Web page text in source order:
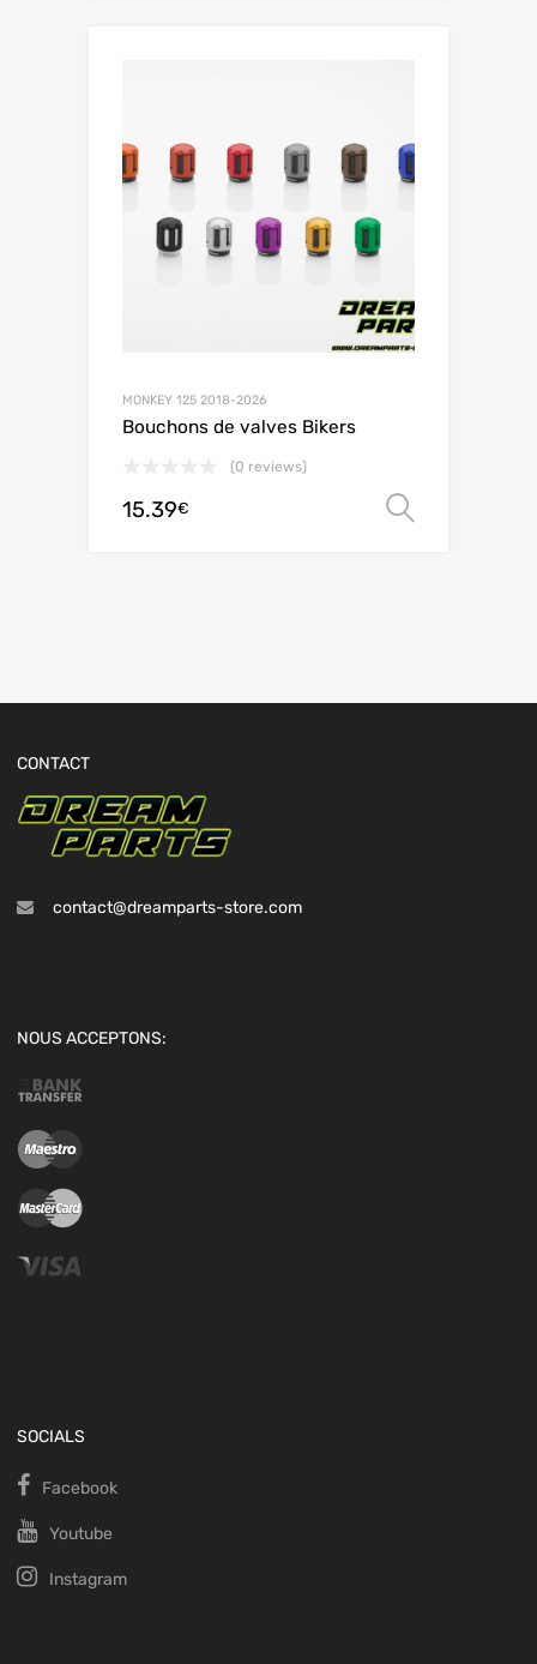
MONKEY 125 2018-2026
Bouchons de valves Bikers
(0 reviews)
15.39€
CONTACT
contact@dreamparts-store.com
NOUS ACCEPTONS:
SOCIALS
Facebook
Youtube
Instagram